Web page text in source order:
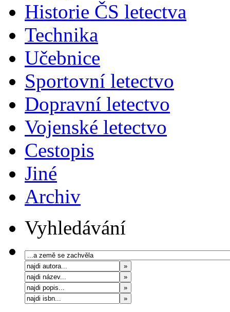
Historie ČS letectva
Technika
Učebnice
Sportovní letectvo
Dopravní letectvo
Vojenské letectvo
Cestopis
Jiné
Archiv
Vyhledávání